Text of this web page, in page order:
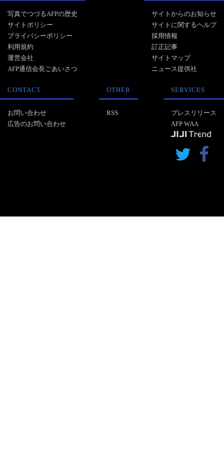
写真でつづるAFPの歴史
サイトポリシー
プライバシーポリシー
利用規約
運営会社
AFP通信会長ごあいさつ
サイトからのお知らせ
サイトに関するヘルプ
採用情報
訂正記事
サイトマップ
ニュース提供社
CONTACT
お問い合わせ
広告のお問い合わせ
OTHER
RSS
SERVICES
プレスリリース
AFP WAA